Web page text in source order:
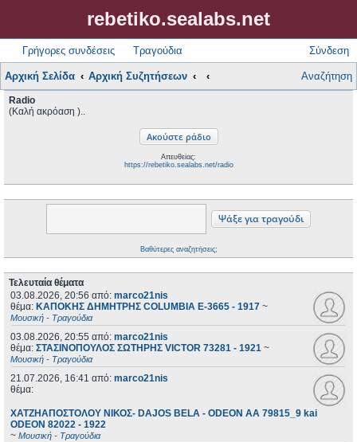
rebetiko.sealabs.net
Γρήγορες συνδέσεις Τραγούδια Σύνδεση
Αρχική Σελίδα Αρχική Συζητήσεων Αναζήτηση
Radio
(Καλή ακρόαση )..
Απευθείας:
https://rebetiko.sealabs.net/radio
Βαθύτερες αναζητήσεις;
Τελευταία θέματα
03.08.2026, 20:56 από: marco21nis
θέμα: ΚΑΠΟΚΗΣ ΔΗΜΗΤΡΗΣ COLUMBIA E-3665 - 1917 ~
Μουσική - Τραγούδια
03.08.2026, 20:55 από: marco21nis
θέμα: ΣΤΑΣΙΝΟΠΟΥΛΟΣ ΣΩΤΗΡΗΣ VICTOR 73281 - 1921 ~
Μουσική - Τραγούδια
21.07.2026, 16:41 από: marco21nis
θέμα:
ΧΑΤΖΗΑΠΟΣΤΟΛΟΥ ΝΙΚΟΣ- DAJOS BELA - ODEON AA 79815_9 kai
ODEON 82022 - 1922
~ Μουσική - Τραγούδια